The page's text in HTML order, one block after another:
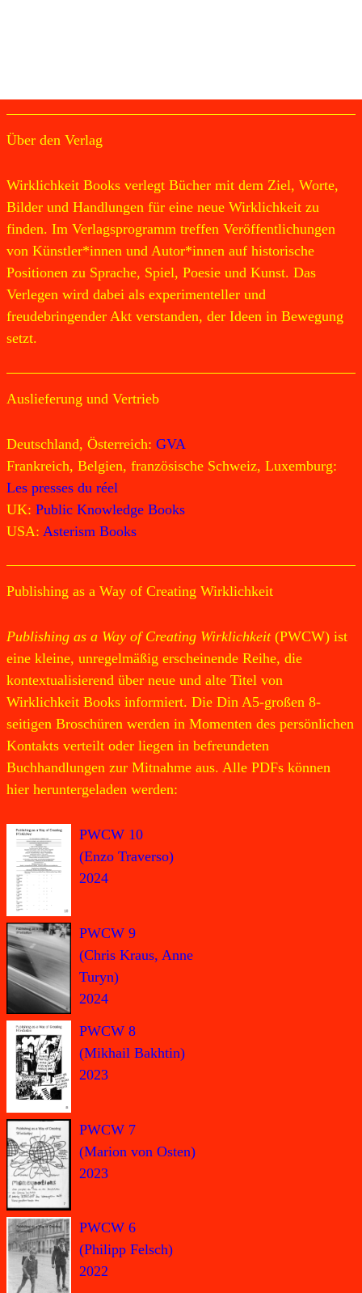
Über den Verlag
Wirklichkeit Books verlegt Bücher mit dem Ziel, Worte,
Bilder und Handlungen für eine neue Wirklichkeit zu
finden. Im Verlagsprogramm treffen Veröffentlichungen
von Künstler*innen und Autor*innen auf historische
Positionen zu Sprache, Spiel, Poesie und Kunst. Das
Verlegen wird dabei als experimenteller und
freudebringender Akt verstanden, der Ideen in Bewegung
setzt.
Auslieferung und Vertrieb
Deutschland, Österreich: GVA
Frankreich, Belgien, französische Schweiz, Luxemburg:
Les presses du réel
UK: Public Knowledge Books
USA: Asterism Books
Publishing as a Way of Creating Wirklichkeit
Publishing as a Way of Creating Wirklichkeit(PWCW) ist
eine kleine, unregelmäßig erscheinende Reihe, die
kontextualisierend über neue und alte Titel von
Wirklichkeit Books informiert. Die Din A5-großen 8-
seitigen Broschüren werden in Momenten des persönlichen
Kontakts verteilt oder liegen in befreundeten
Buchhandlungen zur Mitnahme aus. Alle PDFs können
hier heruntergeladen werden:
PWCW 10
(Enzo Traverso)
2024
PWCW 9
(Chris Kraus, Anne
Turyn)
2024
PWCW 8
(Mikhail Bakhtin)
2023
PWCW 7
(Marion von Osten)
2023
PWCW 6
(Philipp Felsch)
2022